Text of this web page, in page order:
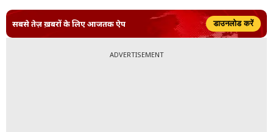
सबसे तेज़ ख़बरों के लिए आजतक ऐप डाउनलोड करें
ADVERTISEMENT